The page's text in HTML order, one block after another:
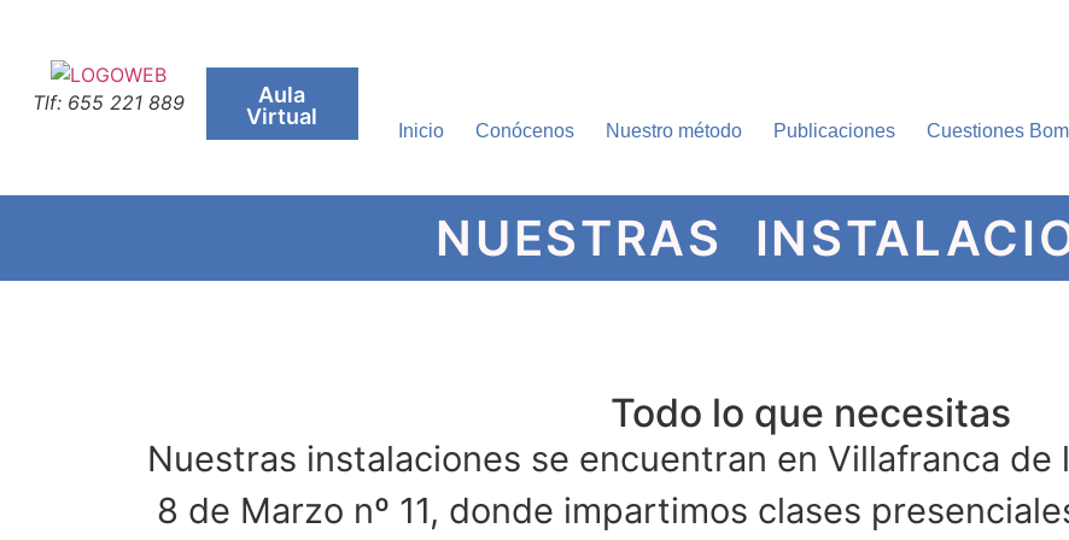
Tlf: 655 221 889
Aula
Virtual
Inicio Conócenos Nuestro método Publicaciones Cuestiones
NUESTRAS
Todo lo que necesitas
Nuestras instalaciones se encuentran en Villafranca de
8 de Marzo nº 11, donde impartimos clases